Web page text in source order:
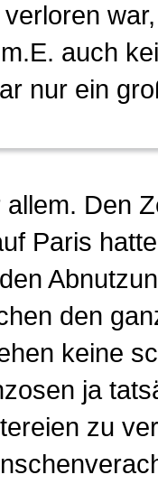
auch
nur ein
Den
Paris
den
keine
ja
zu